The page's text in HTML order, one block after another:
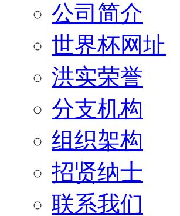
公司简介
世界杯网址
洪实荣誉
分支机构
组织架构
招贤纳士
联系我们